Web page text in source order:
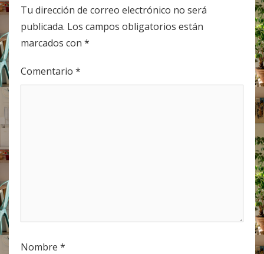
Tu dirección de correo electrónico no será
publicada. Los campos obligatorios están
marcados con *
Comentario *
Nombre *